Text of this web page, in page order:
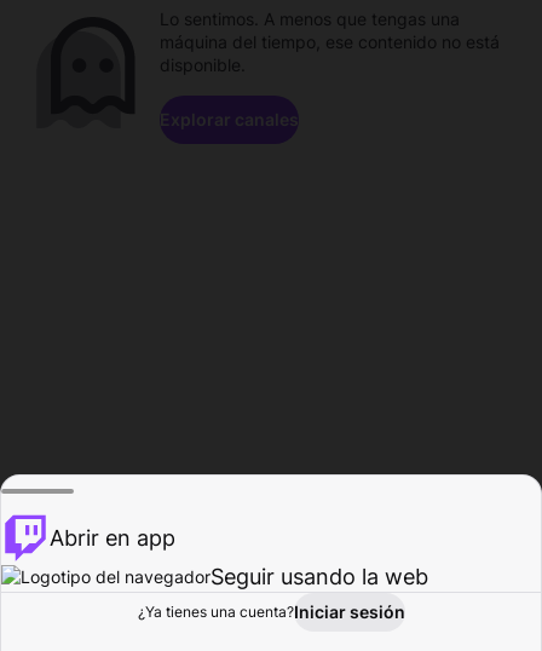
Explorar Actividad
Lo sentimos. A menos que tengas una
máquina del tiempo, ese contenido no está
disponible.
Explorar canales
Abrir en app
Seguir usando la web
¿Ya tienes una cuenta?Iniciar sesión